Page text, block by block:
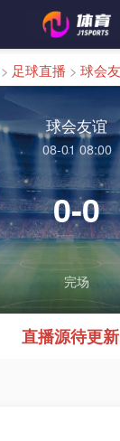
> 足球直播 >
球会友谊
08-01 08:00
0-0
完场
直播源待更